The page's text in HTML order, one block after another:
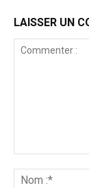
LAISSER UN